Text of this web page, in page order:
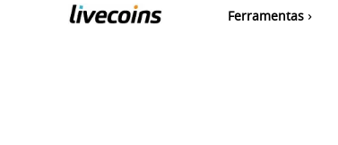
Ferramentas